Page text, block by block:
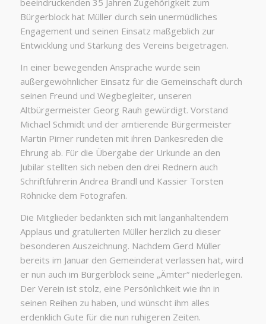
beeindruckenden 35 Jahren Zugehörigkeit zum
Bürgerblock hat Müller durch sein unermüdliches
Engagement und seinen Einsatz maßgeblich zur
Entwicklung und Stärkung des Vereins beigetragen.
In einer bewegenden Ansprache wurde sein
außergewöhnlicher Einsatz für die Gemeinschaft durch
seinen Freund und Wegbegleiter, unseren
Altbürgermeister Georg Rauh gewürdigt. Vorstand
Michael Schmidt und der amtierende Bürgermeister
Martin Pirner rundeten mit ihren Dankesreden die
Ehrung ab. Für die Übergabe der Urkunde an den
Jubilar stellten sich neben den drei Rednern auch
Schriftführerin Andrea Brandl und Kassier Torsten
Röhnicke dem Fotografen.
Die Mitglieder bedankten sich mit langanhaltendem
Applaus und gratulierten Müller herzlich zu dieser
besonderen Auszeichnung. Nachdem Gerd Müller
bereits im Januar den Gemeinderat verlassen hat, wird
er nun auch im Bürgerblock seine „Ämter“ niederlegen.
Der Verein ist stolz, eine Persönlichkeit wie ihn in
seinen Reihen zu haben, und wünscht ihm alles
erdenklich Gute für die nun ruhigeren Zeiten.